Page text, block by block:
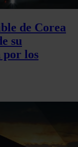
de Corea
su
por los